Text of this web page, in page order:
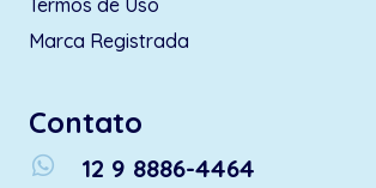
Termos de Uso
Marca Registrada
Contato
whatsapp
12 9 8886-4464